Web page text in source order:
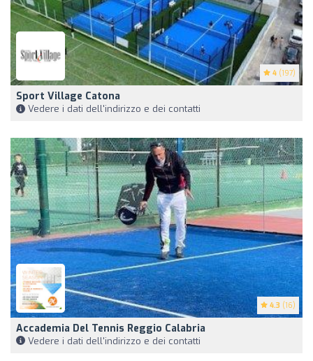
4 (197)
Sport Village Catona
Vedere i dati dell'indirizzo e dei contatti
4.3 (16)
Accademia Del Tennis Reggio Calabria
Vedere i dati dell'indirizzo e dei contatti